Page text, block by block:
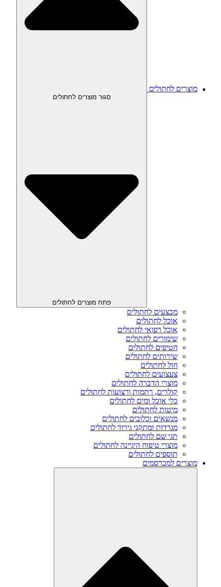
מוצרים לחתולים
סגור מוצרים לחתולים
פתח מוצרים לחתולים
מבצעים לחתולים
אוכל לחתולים
אוכל רפואי לחתולים
שימורים לחתולים
חטיפים לחתולים
שירותים לחתולים
חול לחתולים
צעצועים לחתולים
מוצרי הדברה לחתולים
קולרים, רתמות ורצועות לחתולים
כלי אוכל ומים לחתולים
מיטות לחתולים
מנשאים וכלובים לחתולים
מגרדות ומתקני גירוד לחתולים
תגי שם לחתולים
מוצרי טיפוח היגיינה לחתולים
תוספים לחתולים
מוצרים למכרסמים